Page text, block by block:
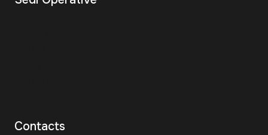
Contacts